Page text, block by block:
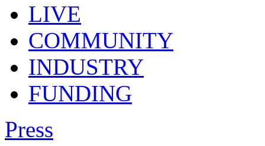
LIVE
COMMUNITY
INDUSTRY
FUNDING
Press